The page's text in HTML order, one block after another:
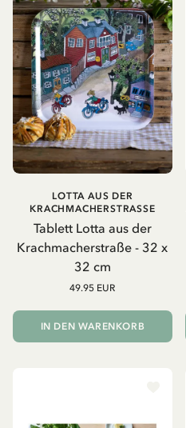
Tablett Lotta aus der
Krachmacherstraße - 32 x
32 cm
LOTTA AUS DER
KRACHMACHERSTRASSE
49.95 EUR
IN DEN WARENKORB